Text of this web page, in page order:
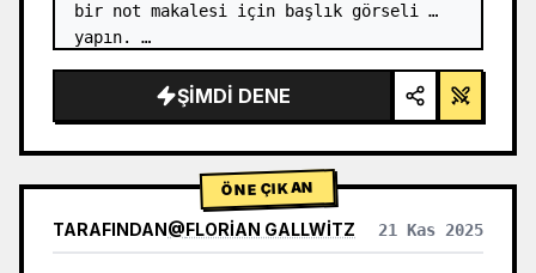
bir not makalesi için başlık görseli
yapın. …
ŞIMDI DENE
ÖNE ÇIKAN
TARAFINDAN@FLORIAN GALLWITZ 21 Kas 2025